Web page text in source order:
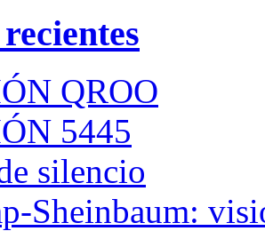
QROO
5445
silencio
Sheinbaum: